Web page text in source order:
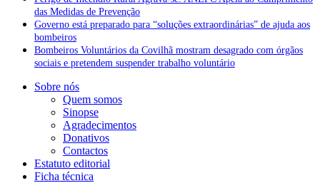
das Medidas de Prevenção
Governo está preparado para “soluções extraordinárias” de ajuda aos
bombeiros
Bombeiros Voluntários da Covilhã mostram desagrado com órgãos
sociais e pretendem suspender trabalho voluntário
Sobre nós
Quem somos
Sinopse
Agradecimentos
Donativos
Contactos
Estatuto editorial
Ficha técnica